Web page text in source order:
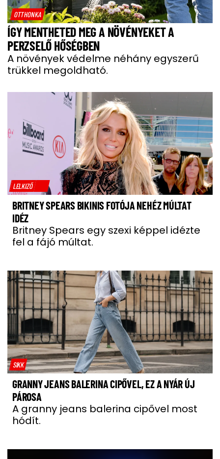
OTTHONKA
ÍGY MENTHETED MEG A NÖVÉNYEKET A
PERZSELŐ HŐSÉGBEN
A növények védelme néhány egyszerű
trükkel megoldható.
LELKIZŐ
BRITNEY SPEARS BIKINIS FOTÓJA NEHÉZ MÚLTAT
IDÉZ
Britney Spears egy szexi képpel idézte
fel a fájó múltat.
SIKK
GRANNY JEANS BALERINA CIPŐVEL, EZ A NYÁR ÚJ
PÁROSA
A granny jeans balerina cipővel most
hódít.